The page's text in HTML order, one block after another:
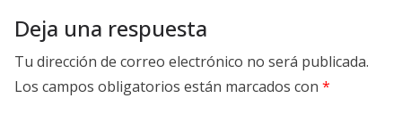
Deja una respuesta
Tu dirección de correo electrónico no será publicada.
Los campos obligatorios están marcados con *